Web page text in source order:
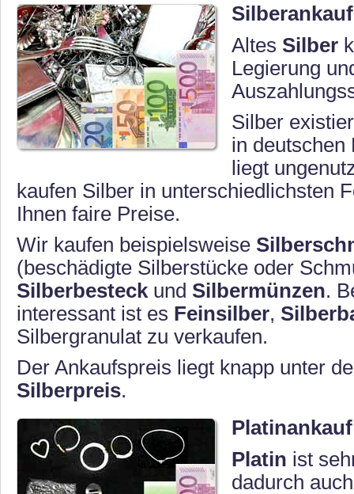
Silberankauf
Altes Silber
Legierung
Silber
in deutschen
liegt
kaufen Silber in unterschiedlichsten
Ihnen faire Preise.
Wir kaufen beispielsweise
(beschädigte Silberstücke oder
Silberbesteck und Silbermünzen.
interessant ist es Feinsilber,
Silbergranulat zu verkaufen.
Der Ankaufspreis liegt knapp unter
Silberpreis.
Platinankauf
Platin ist
dadurch